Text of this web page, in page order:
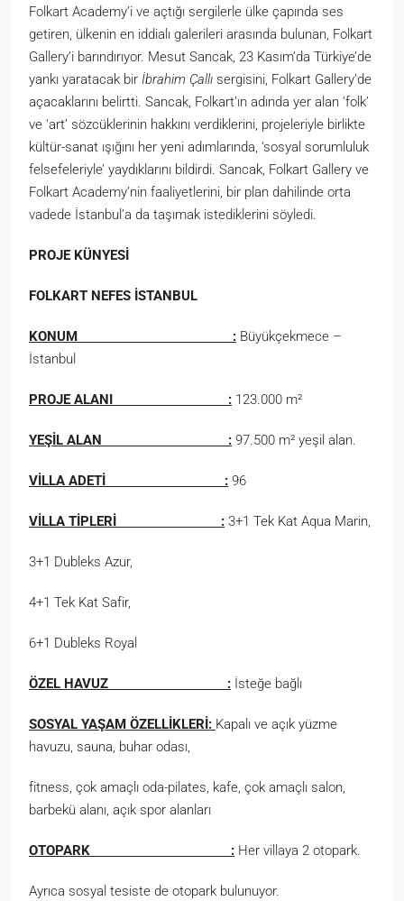
Folkart Academy’i ve açtığı sergilerle ülke çapında ses
getiren, ülkenin en iddialı galerileri arasında bulunan, Folkart
Gallery’i barındırıyor. Mesut Sancak, 23 Kasım’da Türkiye’de
yankı yaratacak bir İbrahim Çallı sergisini, Folkart Gallery’de
açacaklarını belirtti. Sancak, Folkart’ın adında yer alan ‘folk’
ve ‘art’ sözcüklerinin hakkını verdiklerini, projeleriyle birlikte
kültür-sanat ışığını her yeni adımlarında, ‘sosyal sorumluluk
felsefeleriyle’ yaydıklarını bildirdi. Sancak, Folkart Gallery ve
Folkart Academy’nin faaliyetlerini, bir plan dahilinde orta
vadede İstanbul’a da taşımak istediklerini söyledi.
PROJE KÜNYESİ
FOLKART NEFES İSTANBUL
KONUM : Büyükçekmece –
İstanbul
PROJE ALANI : 123.000 m²
YEŞİL ALAN : 97.500 m² yeşil alan.
VİLLA ADETİ : 96
VİLLA TİPLERİ : 3+1 Tek Kat Aqua Marin,
3+1 Dubleks Azur,
4+1 Tek Kat Safir,
6+1 Dubleks Royal
ÖZEL HAVUZ : İsteğe bağlı
SOSYAL YAŞAM ÖZELLİKLERİ: Kapalı ve açık yüzme
havuzu, sauna, buhar odası,
fitness, çok amaçlı oda-pilates, kafe, çok amaçlı salon,
barbekü alanı, açık spor alanları
OTOPARK : Her villaya 2 otopark.
Ayrıca sosyal tesiste de otopark bulunuyor.